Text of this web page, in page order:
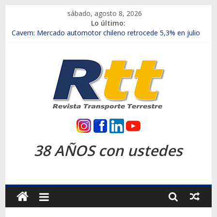
contenido
sábado, agosto 8, 2026
Lo último:
Chile es el primer mercado internacional en lanzar la nueva
Salfa suma vehículos electrificados de Chevrolet en el Biobío
Samex amplía su red con nuevas sucursales en Rancagua y
SINOTRUK Pick-ups presentó la recién estrenada Bolden en
la Expo Compras Públicas 2026
Revista
Transporte
Terrestre
38 AÑOS con ustedes